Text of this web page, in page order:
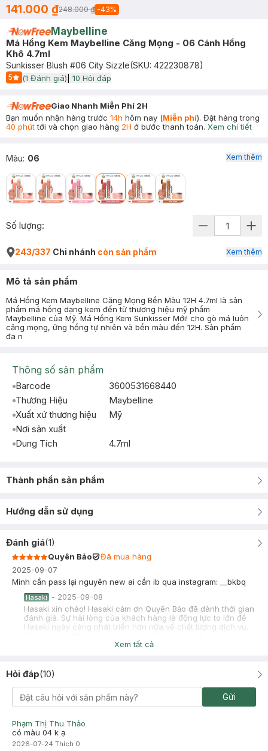
141.000 ₫248.000 ₫ -43%
Maybelline
Má Hồng Kem Maybelline Căng Mọng - 06 Cánh Hồng
Khô 4.7ml
Sunkisser Blush #06 City Sizzle(SKU: 422230878)
5
Start Icon
(1 Đánh giá) 10 Hỏi đáp
Giao Nhanh Miễn Phí 2H
Bạn muốn nhận hàng trước 14h hôm nay (Miễn phí). Đặt hàng trong
40 phúttới và chọn giao hàng 2H ở bước thanh toán. Xem chi tiết
Màu: 06 Xem thêm
Số lượng:
243/337 Chi nhánh còn sản phẩm Xem thêm
Mô tả sản phẩm
Má Hồng Kem Maybelline Căng Mọng Bền Màu 12H 4.7ml là sản
phẩm má hồng dạng kem đến từ thương hiệu mỹ phẩm
Maybelline của Mỹ. Má Hồng Kem Sunkisser Mới! cho gò má luôn
căng mọng, ửng hồng tự nhiên và bền màu đến 12H. Sản phẩm
đa n
Thông số sản phẩm
Barcode
3600531668440
Thương Hiệu
Maybelline
Xuất xứ thương hiệu
Mỹ
Nơi sản xuất
Dung Tích
4.7ml
Thành phần sản phẩm
Hướng dẫn sử dụng
Đánh giá(1)
Quyên Bảo
Đã mua hàng
2025-09-07
Mình cần pass lại nguyên new ai cần ib qua instagram: __bkbq
Hasaki - 2025-09-08
Hasaki xin chào! Hasaki cảm ơn Quyên Bảo đã dành thời gian
đánh giá. Sự hài lòng của khách hàng là động lực to lớn để
Hasaki ngày càng phát triển hơn nữa về chất lượng dịch vụ.
Xem tất cả
Hỏi đáp(10)
Gửi
Phạm Thị Thu Thảo
có màu 04 k ạ
2026-07-24 Thích 0